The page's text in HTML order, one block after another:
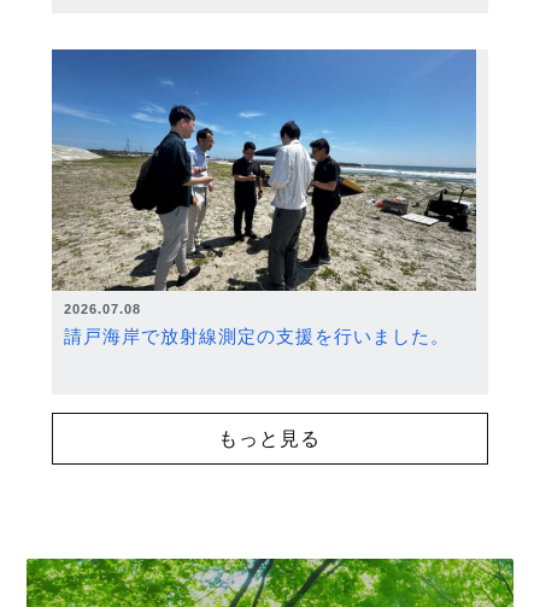
2026.07.08
請戸海岸で放射線測定の支援を行いました。
もっと見る